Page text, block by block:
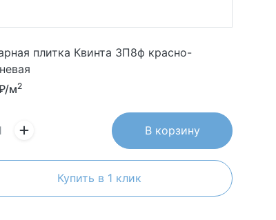
плитка Квинта 3П8ф красно-
м2
В корзину
Купить в 1 клик